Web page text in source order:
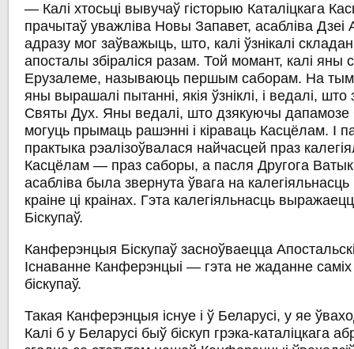
— Калі хтосьці вывучаў гісторыю Каталіцкага
прачытаў уважліва Новы Запавет, асабліва Дзеі
адразу мог заўважыць, што, калі ўзнікалі
апосталы збіраліся разам. Той момант, калі яны
Ерузалеме, называюць першым саборам. На
яны вырашалі пытанні, якія ўзніклі, і ведалі, што
Святы Дух. Яны ведалі, што дзякуючы дапамозе
могуць прымаць рашэнні і кіраваць Касцёлам. І
практыка рэалізоўвалася найчасцей праз
Касцёлам — праз саборы, а пасля Другога
асабліва была звернута ўвага на калегіяльнасць
краіне ці краінах. Гэта калегіяльнасць
Біскупаў.
Канферэнцыя Біскупаў засноўваецца
Існаванне Канферэнцыі — гэта не жаданне
біскупаў.
Такая Канферэнцыя існуе і ў Беларусі, у яе
Калі б у Беларусі быў біскуп грэка-каталіцкага